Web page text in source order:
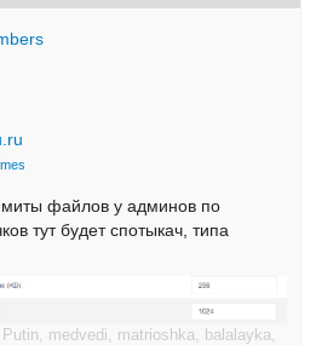
файлов у админов по
тут будет спотыкач, типа
medvedi, matrioshka, balalayka,